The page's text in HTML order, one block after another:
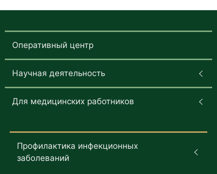
Оперативный центр
Научная деятельность
Для медицинских работников
Профилактика инфекционных
заболеваний